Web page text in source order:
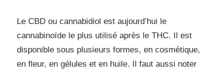
Le CBD ou cannabidiol est aujourd’hui le
cannabinoïde le plus utilisé après le THC. Il est
disponible sous plusieurs formes, en cosmétique,
en fleur, en gélules et en huile. Il faut aussi noter